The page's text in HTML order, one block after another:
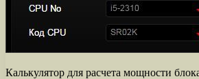
Калькулятор для расчета мощности